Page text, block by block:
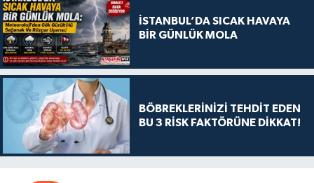
İSTANBUL’DA SICAK HAVAYA
BİR GÜNLÜK MOLA
BÖBREKLERİNİZİ TEHDİT EDEN
BU 3 RİSK FAKTÖRÜNE DİKKAT!